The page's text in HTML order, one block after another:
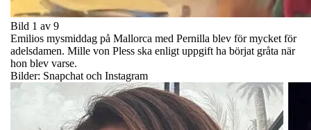
Bild 1 av 9
Emilios mysmiddag på Mallorca med Pernilla blev för mycket för
adelsdamen. Mille von Pless ska enligt uppgift ha börjat gråta när
hon blev varse.
Bilder: Snapchat och Instagram